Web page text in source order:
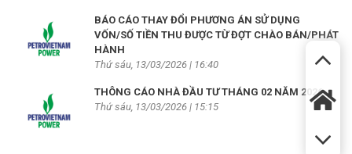
BÁO CÁO THAY ĐỔI PHƯƠNG ÁN SỬ DỤNG
VỐN/SỐ TIỀN THU ĐƯỢC TỪ ĐỢT CHÀO BÁN/PHÁT
HÀNH
Thứ sáu, 13/03/2026 | 16:40
THÔNG CÁO NHÀ ĐẦU TƯ THÁNG 02 NĂM 2026
Thứ sáu, 13/03/2026 | 15:15